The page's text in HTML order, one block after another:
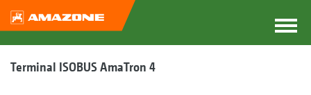
Terminal ISOBUS AmaTron 4